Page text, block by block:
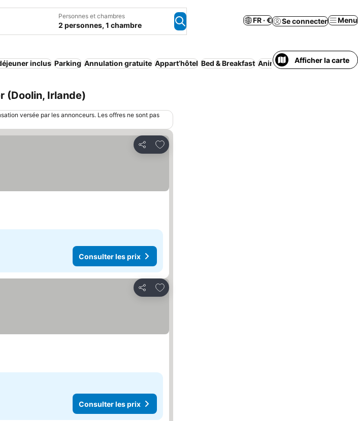
Personnes et chambres
2 personnes, 1 chambre
FR · € Se connecter Menu
inclus Parking Annulation gratuite Appart’hôtel Bed & Breakfast Animaux acceptés Maison/
Afficher la carte
(Doolin, Irlande)
versée par les annonceurs. Les offres ne sont pas
Partager
Ajouter à mes favoris
Consulter les prix
Partager
Ajouter à mes favoris
Consulter les prix